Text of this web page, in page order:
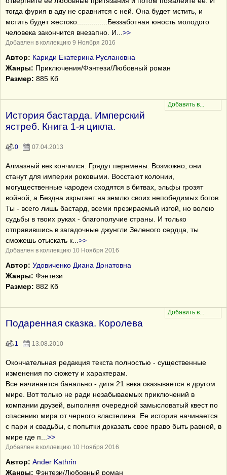
тогда фурия в аду не сравнится с ней. Она будет мстить, и
мстить будет жестоко...............Беззаботная юность молодого
человека закончится внезапно. И
>>
Добавлен в коллекцию 9 Ноября 2016
Автор: Кариди Екатерина Руслановна
Жанры: Приключения/Фэнтези/Любовный роман
Размер: 885 Кб
История бастарда. Имперский
ястреб. Книга 1-я цикла.
0 07.04.2013
Алмазный век кончился. Грядут перемены. Возможно, они
станут для империи роковыми. Восстают колонии,
могущественные чародеи сходятся в битвах, эльфы грозят
войной, а Бездна изрыгает на землю своих непобедимых богов.
Ты - всего лишь бастард, всеми презираемый изгой, но волею
судьбы в твоих руках - благополучие страны. И только
отправившись в загадочные джунгли Зеленого сердца, ты
сможешь отыскать к
>>
Добавлен в коллекцию 10 Ноября 2016
Автор: Удовиченко Диана Донатовна
Жанры: Фэнтези
Размер: 882 Кб
Подаренная сказка. Королева
1 13.08.2010
Окончательная редакция текста полностью - существенные
изменения по сюжету и характерам.
Все начинается банально - дитя 21 века оказывается в другом
мире. Вот только не ради незабываемых приключений в
компании друзей, выполняя очередной замысловатый квест по
спасению мира от черного властелина. Ее история начинается
с пари и свадьбы, с попытки доказать свое право быть равной, в
мире где п
>>
Добавлен в коллекцию 10 Ноября 2016
Автор: Ander Kathrin
Жанры: Фэнтези/Любовный роман